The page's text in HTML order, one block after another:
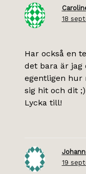
18
Har också en
det bara är jag
egentligen hur
sig hit och dit ;)
Lycka till!
19